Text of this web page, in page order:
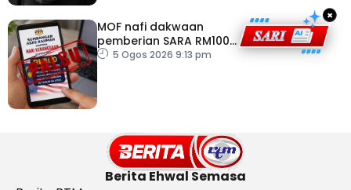
MOF nafi dakwaan
pemberian SARA RM100
sempena Hari
5 Ogos 2026 9:13 pm
×
Berita Ehwal Semasa